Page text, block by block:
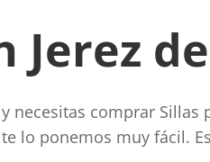
Jerez
y necesitas comprar
lo ponemos muy fácil.